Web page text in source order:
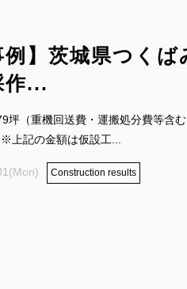
例】茨城県つくば
...
坪（重機回送費・運搬処分費等含
上記の金額は仮設工...
Construction results